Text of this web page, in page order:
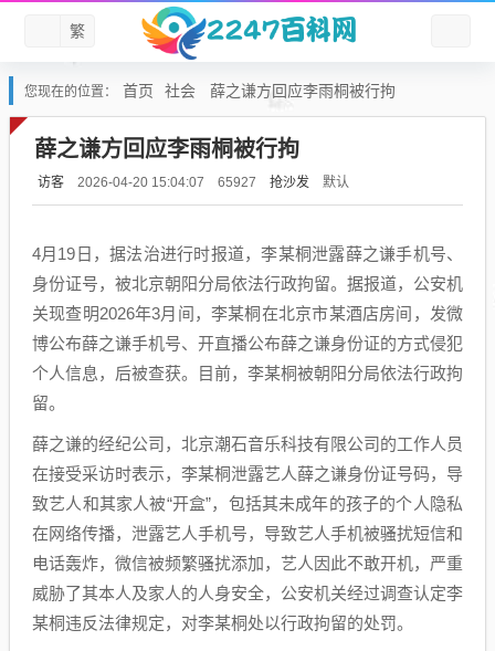
繁
您现在的位置： 首页 社会 薛之谦方回应李雨桐被行拘
薛之谦方回应李雨桐被行拘
访客 2026-04-20 15:04:07 65927 抢沙发 默认
4月19日，据法治进行时报道，李某桐泄露薛之谦手机号、
身份证号，被北京朝阳分局依法行政拘留。据报道，公安机
关现查明2026年3月间，李某桐在北京市某酒店房间，发微
博公布薛之谦手机号、开直播公布薛之谦身份证的方式侵犯
个人信息，后被查获。目前，李某桐被朝阳分局依法行政拘
留。
薛之谦的经纪公司，北京潮石音乐科技有限公司的工作人员
在接受采访时表示，李某桐泄露艺人薛之谦身份证号码，导
致艺人和其家人被“开盒”，包括其未成年的孩子的个人隐私
在网络传播，泄露艺人手机号，导致艺人手机被骚扰短信和
电话轰炸，微信被频繁骚扰添加，艺人因此不敢开机，严重
威胁了其本人及家人的人身安全，公安机关经过调查认定李
某桐违反法律规定，对李某桐处以行政拘留的处罚。